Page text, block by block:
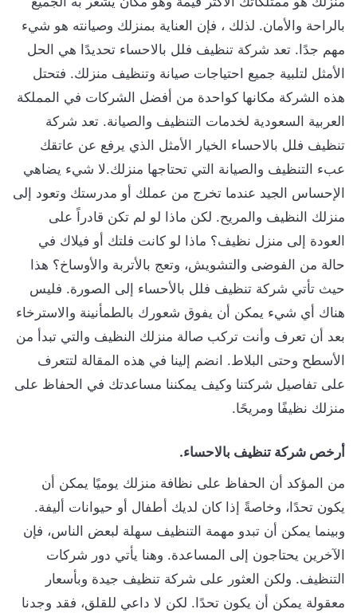
بالراحة والأمان. لذلك ، فإن العناية بمنزلك وصيانته هو شيء
مهم جدًا. تعد شركة تنظيف فلل بالاحساء تحديدًا هي الحل
الأمثل لتلبية جميع احتياجات صيانة وتنظيف منزلك. فتحتل
هذه الشركة مكانها كواحدة من أفضل الشركات في المملكة
العربية السعودية لخدمات التنظيف والصيانة. تعد شركة
تنظيف فلل بالاحساء الخيار الأمثل الذي يرفع عن عاتقك
عبء التنظيف والصيانة التي تحتاجها منزلك.لا شيء يضاهي
الإحساس الجيد عندما تخرج من عملك أو مدرستك وتعود إلى
منزلك النظيف والمريح. لكن ماذا لو لم تكن قادراً على
العودة إلى منزل نظيف؟ ماذا لو كانت فلتك أو فيلاك في
حالة من الفوضى والتشويش، وتعج بالأتربة والأوساخ؟ هذا
حيث تأتي شركة تنظيف فلل بالأحساء إلى الصورة. فليس
هناك أي شيء يمكن أن يفوق شعورك بالطمأنينة والاسترخاء
بعد أن تعرف وأنت تركب صالة منزلك النظيف والتي تبدأ من
الأسطح وحتى البلاط. انضم إلينا في هذه المقالة لتتعرف
على تفاصيل شركتنا وكيف يمكننا مساعدتك في الحفاظ على
منزلك نظيفًا ومريحًا.
أرخص شركة تنظيف بالاحساء.
من المؤكد أن الحفاظ على نظافة منزلك يوميًا يمكن أن
يكون تحدًا، وخاصةً إذا كان لديك أطفال أو حيوانات أليفة.
وبينما يمكن أن تبدو مهمة التنظيف سهلة لبعض الناس، فإن
الآخرين يحتاجون إلى المساعدة. وهنا يأتي دور شركات
التنظيف. ولكن العثور على شركة تنظيف جيدة وبأسعار
معقولة يمكن أن يكون تحدًا. لكن لا داعي للقلق، فقد وجدنا